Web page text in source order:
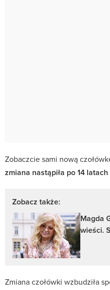
Zobaczcie sami nową
zmiana nastąpiła po 14
Zobacz także:
Magda
wieści.
Zmiana czołówki wzbudziła